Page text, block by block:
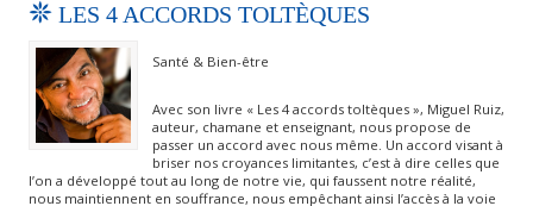
LES 4 ACCORDS TOLTÈQUES
Santé & Bien-être
Avec son livre « Les 4 accords toltèques », Miguel Ruiz,
auteur, chamane et enseignant, nous propose de
passer un accord avec nous même. Un accord visant à
briser nos croyances limitantes, c’est à dire celles que
l’on a développé tout au long de notre vie, qui faussent notre réalité,
nous maintiennent en souffrance, nous empêchant ainsi l’accès à la voie